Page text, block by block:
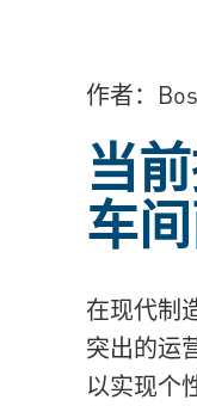
作者：
当
车
在现代制
突出的运
以实现个